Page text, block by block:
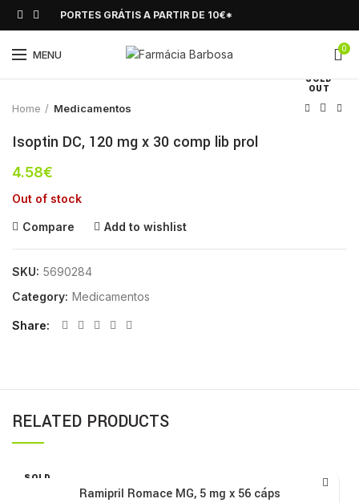
PORTES GRÁTIS A PARTIR DE 10€*
MENU 0
SOLD
OUT
Click to enlarge
Home Medicamentos
Isoptin DC, 120 mg x 30 comp lib prol
4.58€
Out of stock
Compare Add to wishlist
SKU: 5690284
Category: Medicamentos
Share
RELATED PRODUCTS
SOLD
Ramipril Romace MG, 5 mg x 56 cáps